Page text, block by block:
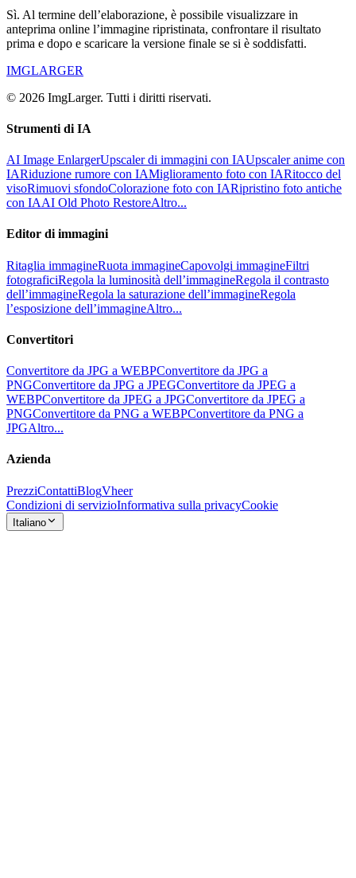
Sì. Al termine dell’elaborazione, è possibile visualizzare in
anteprima online l’immagine ripristinata, confrontare il risultato
prima e dopo e scaricare la versione finale se si è soddisfatti.
IMGLARGER
© 2026 ImgLarger. Tutti i diritti riservati.
Strumenti di IA
AI Image EnlargerUpscaler di immagini con IAUpscaler anime con
IARiduzione rumore con IAMiglioramento foto con IARitocco del
visoRimuovi sfondoColorazione foto con IARipristino foto antiche
con IAAI Old Photo RestoreAltro...
Editor di immagini
Ritaglia immagineRuota immagineCapovolgi immagineFiltri
fotograficiRegola la luminosità dell’immagineRegola il contrasto
dell’immagineRegola la saturazione dell’immagineRegola
l’esposizione dell’immagineAltro...
Convertitori
Convertitore da JPG a WEBPConvertitore da JPG a
PNGConvertitore da JPG a JPEGConvertitore da JPEG a
WEBPConvertitore da JPEG a JPGConvertitore da JPEG a
PNGConvertitore da PNG a WEBPConvertitore da PNG a
JPGAltro...
Azienda
PrezziContattiBlogVheer
Condizioni di servizioInformativa sulla privacyCookie
Italiano